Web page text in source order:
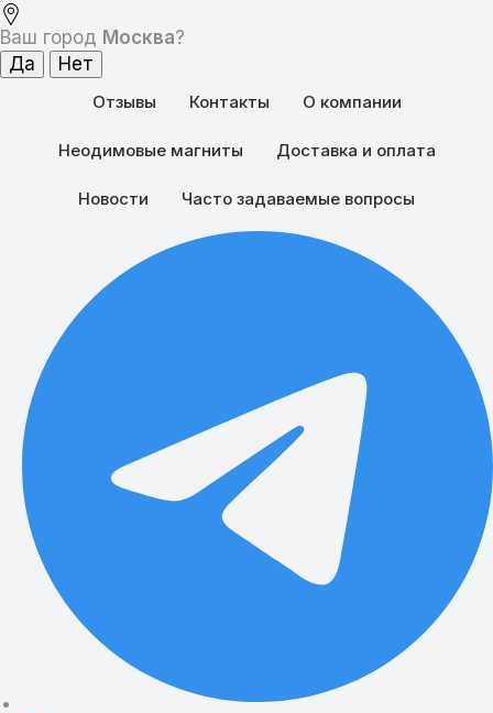
Ваш город Москва?
Отзывы Контакты О компании
Неодимовые магниты Доставка и оплата
Новости Часто задаваемые вопросы